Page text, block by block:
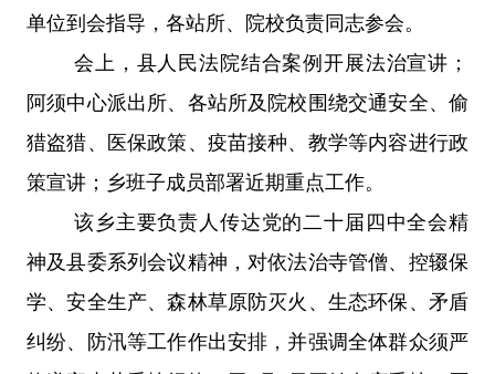
单位到会指导，各站所、院校负责同志参会。
会上，县人民法院结合案例开展法治宣讲；
阿须中心派出所、各站所及院校围绕交通安全、偷
猎盗猎、医保政策、疫苗接种、教学等内容进行政
策宣讲；乡班子成员部署近期重点工作。
该乡主要负责人传达党的二十届四中全会精
神及县委系列会议精神，对依法治寺管僧、控辍保
学、安全生产、森林草原防灭火、生态环保、矛盾
纠纷、防汛等工作作出安排，并强调全体群众须严